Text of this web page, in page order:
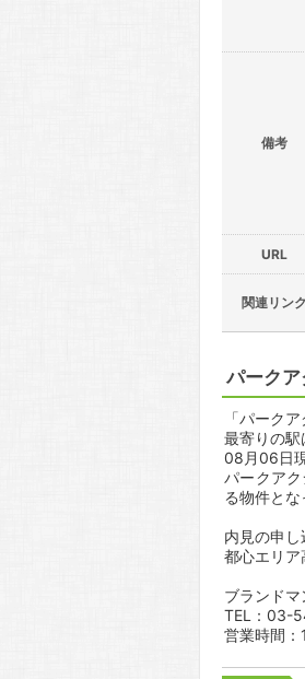
備考
URL
関連リンク
パーク
「パーク
最寄りの駅
08月06日
パークア
る物件とな
内見の申
都心エリア
ブランドマ
TEL：03-
営業時間